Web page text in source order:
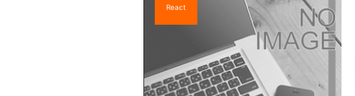
React